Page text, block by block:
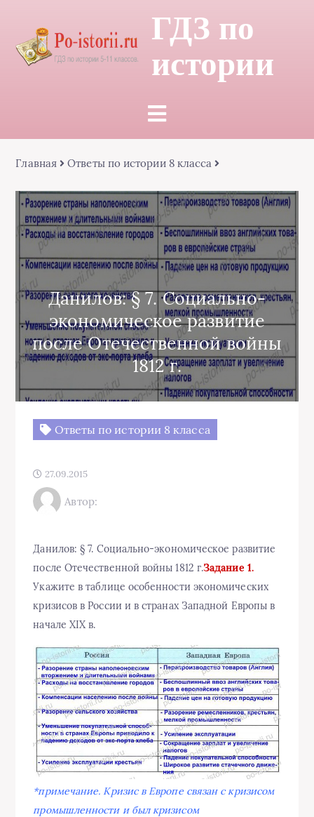
ГДЗ по
истории
Главная Ответы по истории 8 класса
Данилов: § 7. Социально-
экономическое развитие
после Отечественной войны
1812 г.
Ответы по истории 8 класса
27.09.2015
Автор:
Данилов: § 7. Социально-экономическое развитие
после Отечественной войны 1812 г.Задание 1.
Укажите в таблице особенности экономических
кризисов в России и в странах Западной Европы в
начале XIX в.
*примечание. Кризис в Европе связан с кризисом
промышленности и был кризисом